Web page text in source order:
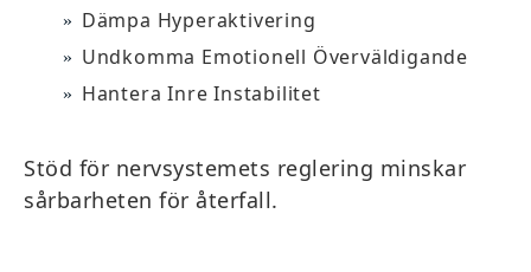
Dämpa Hyperaktivering
Undkomma Emotionell Överväldigande
Hantera Inre Instabilitet
Stöd för nervsystemets reglering minskar
sårbarheten för återfall.